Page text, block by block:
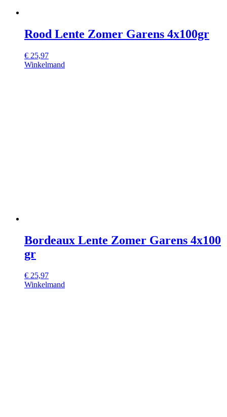
Rood Lente Zomer Garens 4x100gr
€ 25,97
Winkelmand
Bordeaux Lente Zomer Garens 4x100
gr
€ 25,97
Winkelmand